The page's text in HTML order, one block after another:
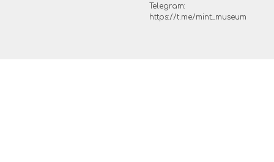
Telegram:
https://t.me/mint_museum